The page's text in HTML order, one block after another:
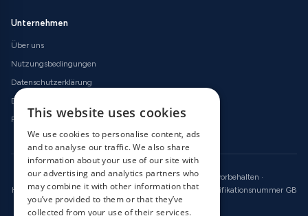
Unternehmen
Über uns
Nutzungsbedingungen
Datenschutzerklärung
Datenschutzerklärung
Rückerstattungsrichtlinien
© 2026 OnlineRadioCodes.co.uk · Alle Rechte vorbehalten ·
Handelsregisternummer 09736186 · Umsatzsteuer-Identifikationsnummer GB
246 2256 14
This website uses cookies
We use cookies to personalise content, ads
and to analyse our traffic. We also share
information about your use of our site with
our advertising and analytics partners who
may combine it with other information that
you’ve provided to them or that they’ve
collected from your use of their services.